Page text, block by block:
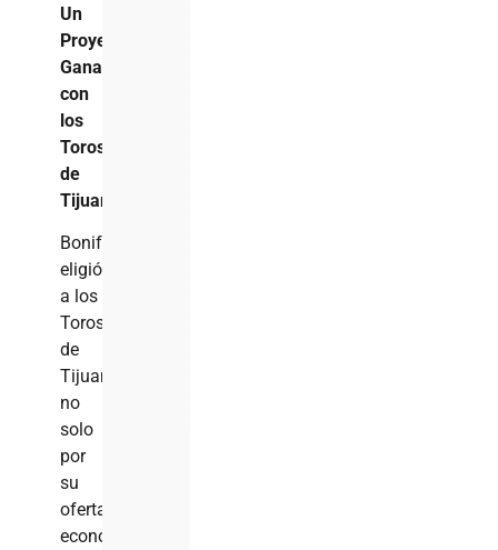
Un
Proyecto
Ganador
con
los
Toros
de
Tijuana
Bonifacio
eligió
a los
Toros
de
Tijuana
no
solo
por
su
oferta
económica,